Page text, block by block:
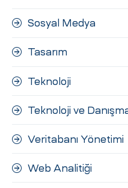
Sosyal Medya
Tasarım
Teknoloji
Teknoloji ve
Veritabanı Yönetimi
Web Analitiği